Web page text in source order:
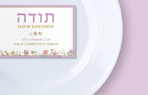
מיוחדים
צור קשר
איזור אישי